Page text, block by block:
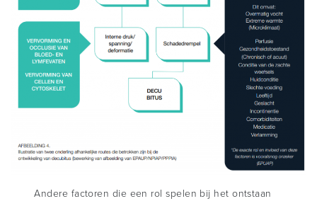
Andere factoren die een rol spelen bij het ontstaan